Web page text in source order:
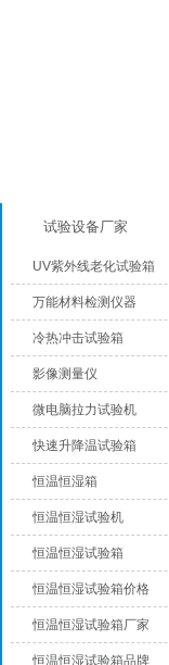
试验设备厂家
UV紫外线老化试验箱
万能材料检测仪器
冷热冲击试验箱
影像测量仪
微电脑拉力试验机
快速升降温试验箱
恒温恒湿箱
恒温恒湿试验机
恒温恒湿试验箱
恒温恒湿试验箱价格
恒温恒湿试验箱厂家
恒温恒湿试验箱品牌